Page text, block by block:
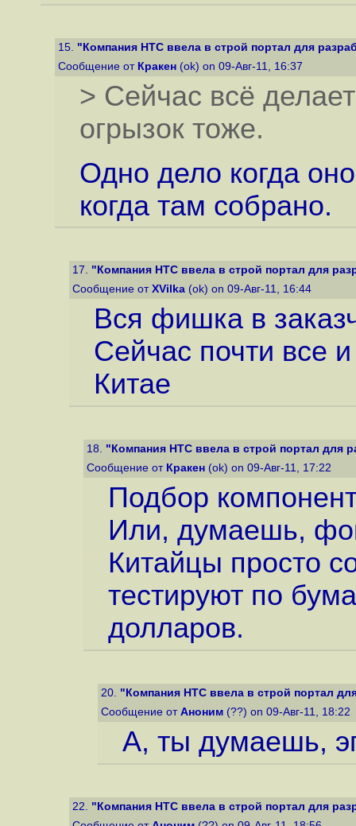
15. "Компания HTC ввела в строй портал для
Сообщение от Кракен (ok) on 09-Авг-11, 16:37
> Сейчас всё
огрызок тоже.
Одно дело когда
когда там собрано.
17. "Компания HTC ввела в строй портал для
Сообщение от XVilka (ok) on 09-Авг-11, 16:44
Вся фишка в
Сейчас почти все
Китае
18. "Компания HTC ввела в строй портал для
Сообщение от Кракен (ok) on 09-Авг-11, 17:22
Подбор
Или, думаешь,
Китайцы просто
тестируют по
долларов.
20. "Компания HTC ввела в строй портал
Сообщение от Аноним (??) on 09-Авг-11, 18:22
А, ты думаешь,
22. "Компания HTC ввела в строй портал для